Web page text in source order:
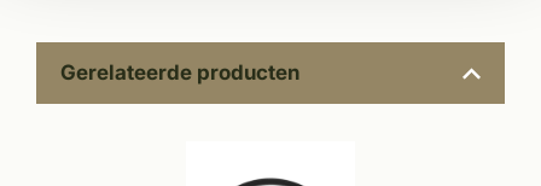
Gerelateerde producten